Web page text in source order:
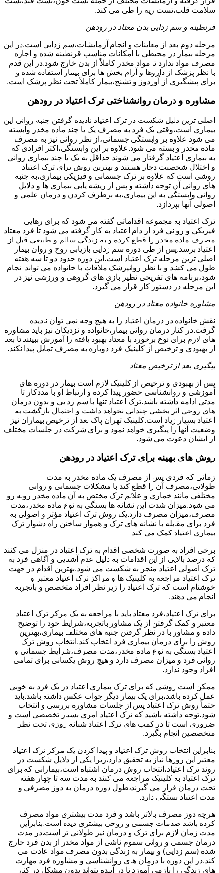
سلامت قلب،تست ریه را طی می کند.
قرنطینه و سم زدایی بدن معتاد در رودهن
مرحله دوم بعد از معاینات و انجام آزمایشات،سم زدایی است.در این
مرحله بیمار در محیطی با امکانات مناسب قرنطینه شده و اجازه
مصرف مواد ندارد تا مواد مخدر کاملاً از بدن خارج شود.در این قدم
با نظر پزشک از داروها و آرام بخش ها برای بیمار استفاده شده و
برای پیشگیری از اُوردوز و تشنج،بیمار کاملاً تحت نظر پزشک است.
مشاوره و درمان روانشناختی ترک اعتیاد در رودهن
اصلی ترین دلیل شکست در ترک اعتیاد نادیده گرفتن جنبه روانی این
بیماری است،وقتی یک فرد به مصرف یک یا چند ماده مخدر وابسته
می شود علاوه بر وابستگی جسمانی،از نظر روانی نیز به مصرف
ماده مخدر وابسته می شود.علاوه بر این وابستگی،اکثر افرادی که
به بیماری اعتیاد گرفتار می شوند حداقل به یک یا چند بیماری روانی
و اختلال شخصیت دچار هستند و بهترین روش برای ترک اعتیاد
روشی است که علاوه بر ترک جسمانی و فیزیکی بیماری،به جنبه
های روانی آن توجه داشته و پس از ریشه یابی بیماری ها و دلایل
روانی وابستگی به این بیماری،به برطرف کردن و درمان علمی و
اصولی آنها بپردازد.
ترک اعتیاد به مجموعه اقداماتی گفته می شود که برای رهایی
فیزیکی و روانی فرد از دام اعتیاد به کار گرفته می شود تا فرد معتاد
مصرف ماده مخدر را قطع کرده و به زندگی سالم و طبیعی قبل از
اعتیاد برسد.پس از طی دوره سم زدایی بازیابی روح و روان بیمار
اصلی ترین مرحله ترک اعتیاد است.این دوره حدود دو تا سه هفته
طول می کشد و با نظر روانپزشک ملاقات با خانواده می تواند انجام
شود،برنامه های تفریحی نظیر بازی های گروهی و ورزشی نیز در
این مرحله در دستور کار قرار می گیرد.
مشاوره خانواده معتاد در رودهن
نقش خانواده در درمان اعتیاد را به هیچ وجه نمی توان نادیده
گرفت.در کنار درمان روانی بیمار،خانواده و نزدیکان نیز باید مشاوره
های لازم برای نوع برخورد با معتاد بهبود یافته را آموزش ببینند تا بعد
از بهبودی و ترخیص از کلینیک فرد دوباره به مصرف تمایل پیدا نکند.
پیگیری بعد از ترخیص معتاد
پس از بهبودی و ترخیص از کلینیک لازم است بیمار در دوره های
آموزشی و روانشناسی حضور پیدا کرده و ارتباط او با مددکار تا
مدتی ادامه داشته باشد.ترک اعتیاد تنها با سم زدایی و بدون درمان
های روحی اثر بخشی چندانی نخواهد داشت و احتمال بازگشت به
اعتیاد بسیار زیاد است.کلینیک تهران پاک بعد از ترخیص بیماران نیز
وضعیت آنها را پیگیری خواهد نمود و برای شرکت در جلسات مختلف
از ایشان دعوت می شود.
روش های بهینه برای ترک اعتیاد در رودهن
زمانی که فردی پس از مصرف یک ماده مخدر به مدت
طولانی،مصرف آن را قطع کند با مشکلات جسمانی و روانی
مختلفی مانند خماری و علائم ترک مختص به آن ماده مخدر روبه رو
می شود.میزان شدت این نشانه ها بستگی به نوع ماده مخدر،مدت
مصرف،میزان مصرف دارد.یک روش ترک اعتیاد مؤثر و اصولی به
فرد برای مقابله با نشانه های ترک و هموار ساختن راه دشوار ترک
بیماری اعتیاد کمک می کند.
برخی افراد به صورت شخصی اقدام به ترک اعتیاد در منزل می کنند
که درصد بالایی از این اقدامات به دلیل عدم آشنایی و آگاهی فرد به
ترک اصولی اعتیاد منجر به شکست می شود.بهترین اقدام در جهت
ترک اعتیاد مراجعه به کلینیک ها و مراکز ترک اعتیاد معتبر و
خوشنام است که ترک اعتیاد را زیر نظر افراد متخصص و باتجربه
انجام می دهند.
برای ترک اعتیاد،فرد معتاد باید با مراجعه به یک مرکز ترک اعتیاد
معتبر و کمک گرفتن از یک مشاور باتجربه،شرایط خود را توضیح
داده و مشاور با در نظر گرفتن جنبه های مختلف بیماری،بهترین
روش را برای درمان بیماری فرد انتخاب کند.انتخاب روش ترک
اعتیاد بستگی به نوع ماده مخدر،مدت مصرف،شرایط جسمانی و
روانی فرد و میزان مصرف دارد و هیچ روش یکسانی برای تمامی
افراد وجود ندارد.
ممکن است روشی که برای ترک بیماری اعتیاد در یک فرد به خوبی
عمل کرده باشد،برای یک بیمار دیگر جواب عکس داشته باشد.باید
حتماً روش ترک اعتیاد پس از جلسات مشاوره بررسی و انتخاب
شود.توجه داشته باشید که ترک اعتیاد امری بسیار تخصصی است و
ضروری است تا در کمپ های ترک اعتیاد شبانه روزی تحت نظر
متخصصین انجام بگیرد.
بنابراین انتخاب روش ترک اعتیاد و پیدا کردن یک مرکز ترک اعتیاد
معتبر این روزها نیاز به تحقیق دارد،زیرا یکی از دلایل شکست در
روند ترک اعتیاد،انتخاب روش درمان اشتباه است،بیمارانی که برای
ترک اعتیاد به کلینیک مراجعه می کنند به مدت سه تا چهار هفته
تحت درمان قرار می گیرند،طول دوره درمان به دوز مصرفی و
مدت اعتیاد بستگی دارد.
هرچه دوز مصرف بالاتر باشد و فرد مدت بیشتری مواد مصرف
کرده باشد صدمات جسمی و روحی بیشتری دیده است،بنابراین
مدت زمان لازم برای ترک و درمان نیز طولانی تر است.در مدت
درمان جسمی و روانی سموم ناشی از مواد مخدر از بدن فرد خارج
شده (سم زدایی) و بیمار به زندگی بدون مصرف مواد عادت می
کند.در این دوره با درمان های روانشناسی و مشاوره فرد مهارت
های زندگی را بازمی آموزد تا در آینده بتواند بدون مشکل در کنار